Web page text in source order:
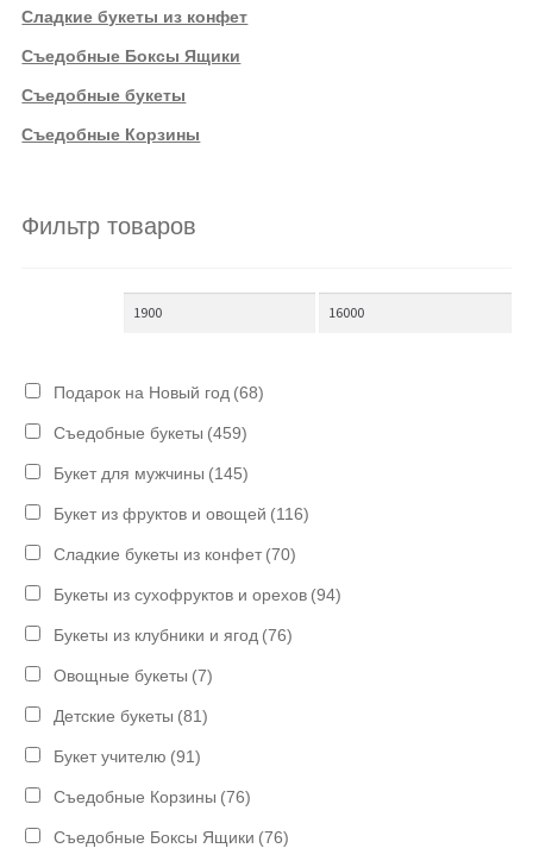
Сладкие букеты из конфет
Съедобные Боксы Ящики
Съедобные букеты
Съедобные Корзины
Фильтр товаров
Подарок на Новый год (68)
Съедобные букеты (459)
Букет для мужчины (145)
Букет из фруктов и овощей (116)
Сладкие букеты из конфет (70)
Букеты из сухофруктов и орехов (94)
Букеты из клубники и ягод (76)
Овощные букеты (7)
Детские букеты (81)
Букет учителю (91)
Съедобные Корзины (76)
Съедобные Боксы Ящики (76)